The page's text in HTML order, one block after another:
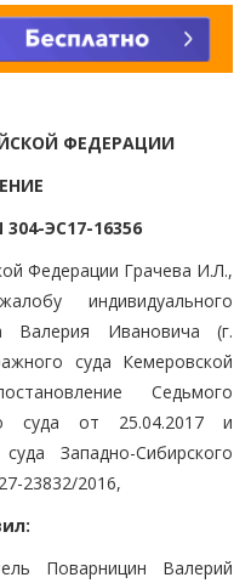
ФЕДЕРАЦИИ
304-ЭС17-16356
Федерации Грачева И.Л.,
индивидуального
Валерия Ивановича (г.
суда Кемеровской
Седьмого
суда от 25.04.2017 и
Западно-Сибирского
23832/2016,
Поварницин Валерий